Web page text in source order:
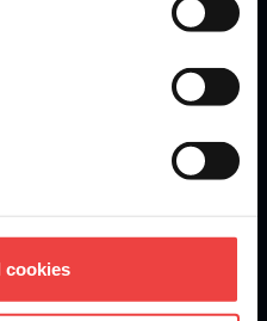
cookies
de producto,
importantes.